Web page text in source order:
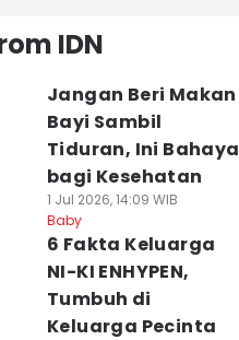
IDN
Jangan Beri Makan
Bayi Sambil
Tiduran, Ini Bahaya
bagi Kesehatan
1 Jul 2026, 14:09 WIB
Baby
6 Fakta Keluarga
NI-KI ENHYPEN,
Tumbuh di
Keluarga Pecinta